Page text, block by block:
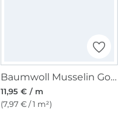
Baumwoll Musselin Golden Dots, altflieder
11,95 € / m
(7,97 € / 1 m²)